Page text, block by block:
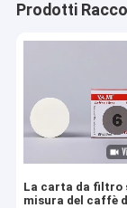
Prodotti
La carta da filtro
misura del caffè